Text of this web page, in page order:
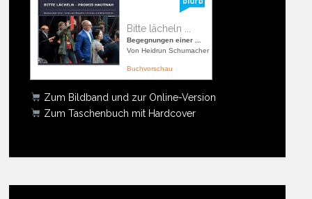
Bitte lächeln ...
Begegnungen einer ...
Von Heidrun Schumacher
Buchvorschau
Zum Bildband und zur Online-Version
Zum Taschenbuch mit Hardcover